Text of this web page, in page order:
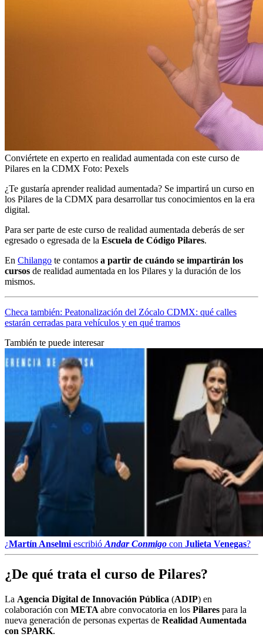
Conviértete en experto en realidad aumentada con este curso de
Pilares en la CDMX Foto: Pexels
¿Te gustaría aprender realidad aumentada? Se impartirá un curso en
los Pilares de la CDMX para desarrollar tus conocimientos en la era
digital.
Para ser parte de este curso de realidad aumentada deberás de ser
egresado o egresada de la Escuela de Código Pilares.
En Chilango te contamos a partir de cuándo se impartirán los
cursos de realidad aumentada en los Pilares y la duración de los
mismos.
Checa también: Peatonalización del Zócalo CDMX: qué calles
estarán cerradas para vehículos y en qué tramos
También te puede interesar
¿Martín Anselmi escribió Andar Conmigo con Julieta Venegas?
¿De qué trata el curso de Pilares?
La Agencia Digital de Innovación Pública (ADIP) en
colaboración con META abre convocatoria en los Pilares para la
nueva generación de personas expertas de Realidad Aumentada
con SPARK.